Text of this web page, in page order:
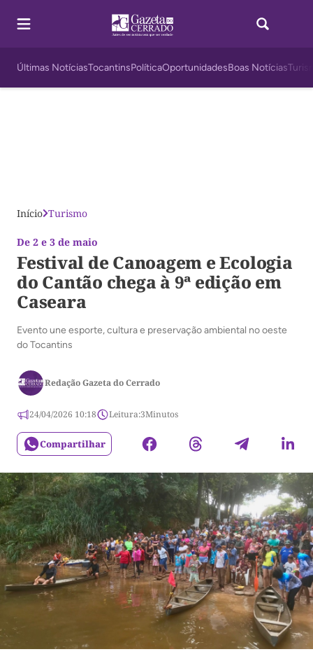
Últimas NotíciasTocantinsPolíticaOportunidadesBoas Notícias
Início Turismo
De 2 e 3 de maio
Festival de Canoagem e Ecologia
do Cantão chega à 9ª edição em
Caseara
Evento une esporte, cultura e preservação ambiental no oeste
do Tocantins
Redação Gazeta do Cerrado
24/04/2026 10:18 Leitura:3Minutos
Compartilhar